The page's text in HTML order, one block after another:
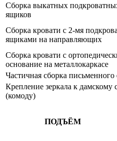
Сборка выкатных
ящиков
Сборка кровати с 2-мя
ящиками на направляющих
Сборка кровати с
основание на металлокаркасе
Частичная сборка письменного
Крепление зеркала к дамскому
(комоду)
ПОДЪЁМ